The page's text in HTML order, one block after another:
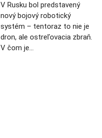
V Rusku bol predstavený
nový bojový robotický
systém – tentoraz to nie je
dron, ale ostreľovacia zbraň.
V čom je…